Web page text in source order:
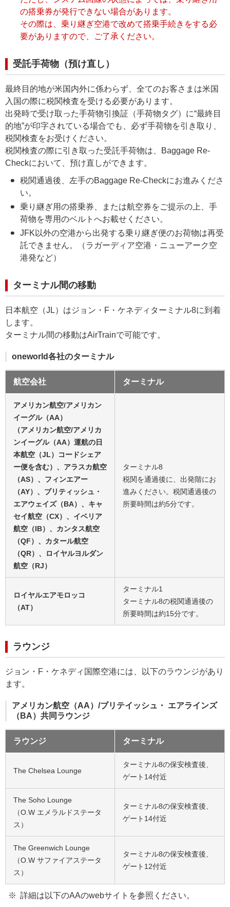
の搭乗券が発行できない場合があります。
その際は、乗り継ぎ空港で改めて搭乗手続きをする必
要がありますので、ご了承ください。
受託手荷物（預け直し）
最終目的地が米国内外に係わらず、全てのお客さまは米国
入国の際に税関検査を受ける必要があります。
出発時で受け取った手荷物引換証（手荷物タグ）に“最終目
的地”が印字されている場合でも、必ず手荷物を引き取り、
税関検査をお受けください。
税関検査の際に引き取った受託手荷物は、Baggage Re-
Checkにおいて、預け直しができます。
税関通過後、左手のBaggage Re-Checkにお進みくださ
い。
乗り継ぎ用の搭乗券、または航空券をご提示の上、手
荷物を専用のベルトへお載せください。
JFK以外の空港から出発する乗り継ぎ便のお荷物は再受
託できません。（ラガーディア空港・ニューアーク空
港発など）
ターミナル間の移動
日本航空（JL）はジョン・F・ケネディターミナル8に到着
します。
ターミナル間の移動はAirTrainで可能です。
oneworld各社のターミナル
航空会社 ターミナル
アメリカン航空/アメリカン
イーグル（AA）
（アメリカン航空/アメリカ
ンイーグル（AA）運航の日
本航空（JL）コードシェア
ー便を含む）、アラスカ航空
（AS）、フィンエアー
（AY）、ブリティッシュ・
エアウェイズ（BA）、キャ
セイ航空（CX）、イベリア
航空（IB）、カンタス航空
（QF）、カタール航空
（QR）、ロイヤルヨルダン
航空（RJ）
ターミナル8
税関を通過後に、出発階にお
進みください。税関通過後の
所要時間は約5分です。
ロイヤルエアモロッコ
（AT）
ターミナル1
ターミナル8の税関通過後の
所要時間は約15分です。
ラウンジ
ジョン・F・ケネディ国際空港には、以下のラウンジがあり
ます。
アメリカン航空（AA）/ブリテイッシュ・ エアラインズ
（BA）共同ラウンジ
ラウンジ ターミナル
The Chelsea Lounge
ターミナル8の保安検査後、
ゲート14付近
The Soho Lounge
（O.W エメラルドステータ
ス）
ターミナル8の保安検査後、
ゲート14付近
The Greenwich Lounge
（O.W サファイアステータ
ス）
ターミナル8の保安検査後、
ゲート12付近
詳細は以下のAAのwebサイトを参照ください。